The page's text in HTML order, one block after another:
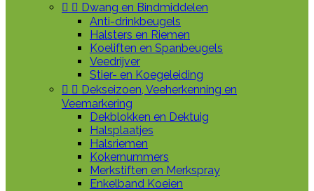
  Dwang en Bindmiddelen
Anti-drinkbeugels
Halsters en Riemen
Koeliften en Spanbeugels
Veedrijver
Stier- en Koegeleiding
  Dekseizoen, Veeherkenning en
Veemarkering
Dekblokken en Dektuig
Halsplaatjes
Halsriemen
Kokernummers
Merkstiften en Merkspray
Enkelband Koeien